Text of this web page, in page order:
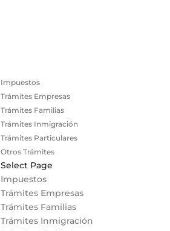
Impuestos
Trámites Empresas
Trámites Familias
Trámites Inmigración
Trámites Particulares
Otros Trámites
Select Page
Impuestos
Trámites Empresas
Trámites Familias
Trámites Inmigración